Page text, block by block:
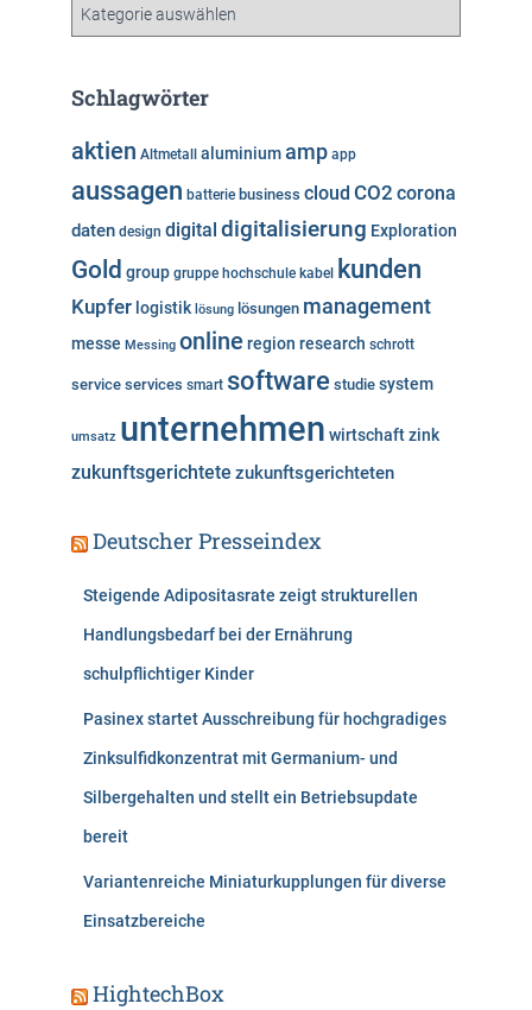
g
r
i
n
Schlagwörter
aktien Altmetall aluminiumamp app
aussagen batterie business cloud CO2 corona
daten design digital digitalisierung Exploration
Gold group gruppe hochschule kabel kunden
Kupfer logistik lösung lösungen management
messe Messing online region research schrott
service services smart software studie system
umsatz unternehmen wirtschaftzink
zukunftsgerichtete zukunftsgerichteten
Deutscher Presseindex
Steigende Adipositasrate zeigt strukturellen
Handlungsbedarf bei der Ernährung
schulpflichtiger Kinder
Pasinex startet Ausschreibung für hochgradiges
Zinksulfidkonzentrat mit Germanium- und
Silbergehalten und stellt ein Betriebsupdate
bereit
Variantenreiche Miniaturkupplungen für diverse
Einsatzbereiche
HightechBox